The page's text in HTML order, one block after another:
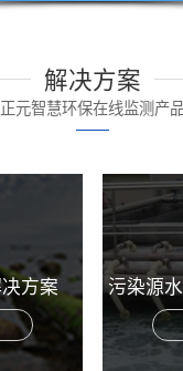
解决方案
正元智慧环保在线监测产
方案 污染源